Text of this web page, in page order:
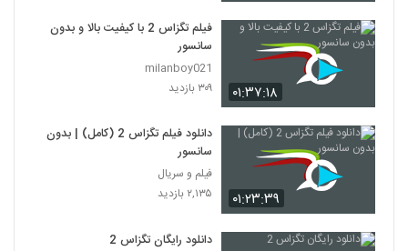
۰۱:۳۷:۱۸
فیلم تگزاس 2 با کیفیت بالا و بدون
سانسور
milanboy021
۳۰۹ بازدید
۰۱:۲۳:۳۹
دانلود فیلم تگزاس 2 (کامل) | بدون
سانسور
فیلم و سریال
۲,۱۳۵ بازدید
دانلود رایگان تگزاس 2